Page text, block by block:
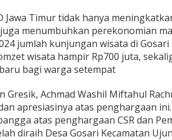
Jawa Timur tidak hanya
menumbuhkan perekonomian
jumlah kunjungan wisata di Gosari
wisata hampir Rp700 juta,
bagi warga setempat
Gresik, Achmad Washil Miftahul
apresiasinya atas penghargaan
atas penghargaan CSR dan
diraih Desa Gosari Kecamatan